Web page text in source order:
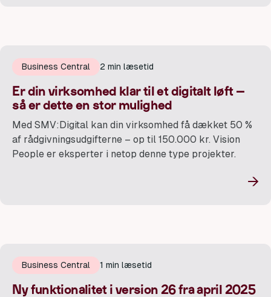
Business Central 2 min læsetid
Er din virksomhed klar til et digitalt løft –
så er dette en stor mulighed
Med SMV:Digital kan din virksomhed få dækket 50 %
af rådgivningsudgifterne – op til 150.000 kr. Vision
People er eksperter i netop denne type projekter.
→
Business Central 1 min læsetid
Ny funktionalitet i version 26 fra april 2025